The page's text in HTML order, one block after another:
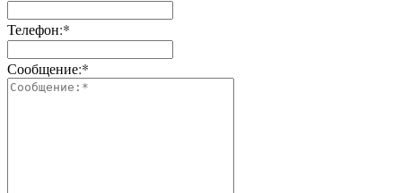
Телефон:*
Сообщение:*